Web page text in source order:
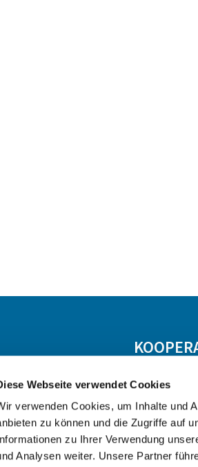
Webseite verwendet Cookies
verwenden Cookies, um Inhalte und
zu können und die Zugriffe auf
zu Ihrer Verwendung
Analysen weiter. Unsere Partner
Ev. KG Hasselroth